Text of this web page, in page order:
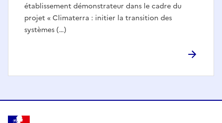
établissement démonstrateur dans le cadre du
projet « Climaterra : initier la transition des
systèmes (…)